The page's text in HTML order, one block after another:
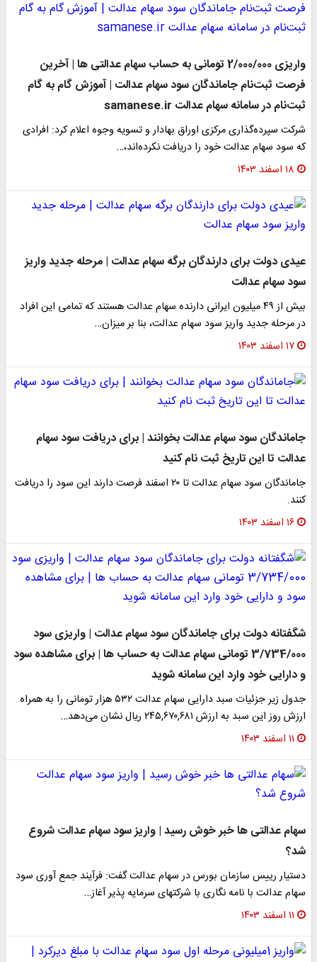
واریزی 2/000/000 تومانی به حساب سهام عدالتی ها | آخرین
فرصت ثبت‌نام جاماندگان سود سهام عدالت | آموزش گام به گام
ثبت‌نام در سامانه سهام عدالت samanese.ir
شرکت سپرده‌گذاری مرکزی اوراق بهادار و تسویه وجوه اعلام کرد: افرادی
که سود سهام عدالت خود را دریافت نکرده‌اند،…
۱۸ اسفند ۱۴۰۳
عیدی دولت برای دارندگان برگه سهام عدالت | مرحله جدید واریز
سود سهام عدالت
بیش از ۴۹ میلیون ایرانی دارنده سهام عدالت هستند که تمامی این افراد
در مرحله جدید واریز سود سهام عدالت، بنا بر میزان…
۱۷ اسفند ۱۴۰۳
جاماندگان سود سهام عدالت بخوانند | برای دریافت سود سهام
عدالت تا این تاریخ ثبت نام کنید
جاماندگان سود سهام عدالت تا ۲۰ اسفند فرصت دارند این سود را دریافت
کنند.
۱۶ اسفند ۱۴۰۳
شگفتانه دولت برای جاماندگان سود سهام عدالت | واریزی سود
3/734/000 تومانی سهام عدالت به حساب ها | برای مشاهده سود
و دارایی خود وارد این سامانه شوید
جدول زیر جزئیات سبد دارایی سهام عدالت ۵۳۲ هزار تومانی را به همراه
ارزش روز این سبد به ارزش ۲۴۵,۶۷۰,۶۸۱ ریال نشان می‌دهد…
۱۱ اسفند ۱۴۰۳
سهام عدالتی ها خبر خوش رسید | واریز سود سهام عدالت شروع
شد؟
دستیار رییس سازمان بورس در سهام عدالت گفت: فرآیند جمع آوری سود
سهام عدالت با نامه نگاری با شرکتهای سرمایه پذیر آغاز…
۱۱ اسفند ۱۴۰۳